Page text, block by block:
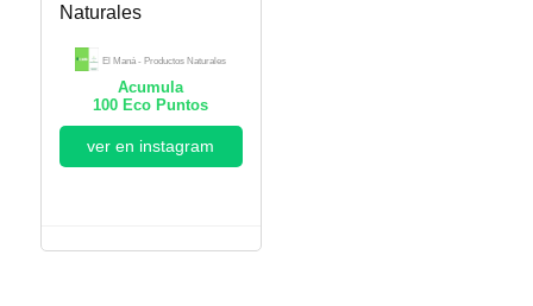
Naturales
El Maná - Productos Naturales
Acumula
100 Eco Puntos
ver en instagram